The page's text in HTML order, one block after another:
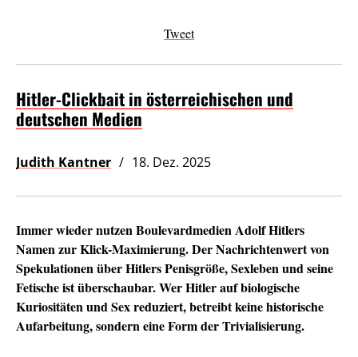
Tweet
Hitler-Clickbait in österreichischen und
deutschen Medien
Judith Kantner 18. Dez. 2025
Immer wieder nutzen Boulevardmedien Adolf Hitlers
Namen zur Klick-Maximierung. Der Nachrichtenwert von
Spekulationen über Hitlers Penisgröße, Sexleben und seine
Fetische ist überschaubar. Wer Hitler auf biologische
Kuriositäten und Sex reduziert, betreibt keine historische
Aufarbeitung, sondern eine Form der Trivialisierung.